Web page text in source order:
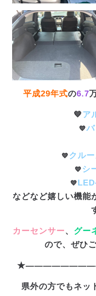
平成29年式の6.7
💙ア
💙
💙 クル
💙 シ
💙
などなど嬉しい機能
カーセンサー、 グー
ので、ぜひ
県外の方でもネッ